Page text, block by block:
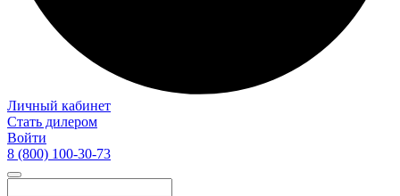
Личный кабинет
Стать дилером
Войти
8 (800) 100-30-73